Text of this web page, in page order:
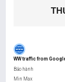
WW traffic from
Bảo hành
Min Max